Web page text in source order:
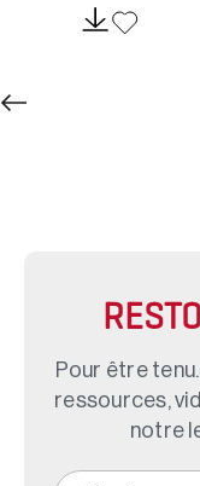
Pour être
ressources,
notre